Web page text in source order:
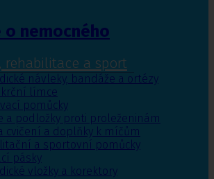
o nemocného
rehabilitace a sport
návleky, bandáže a ortézy
krční límce
pomůcky
a podložky proti proleženinám
cvičení a doplňky k míčům
a sportovní pomůcky
pásky
vložky a korektory